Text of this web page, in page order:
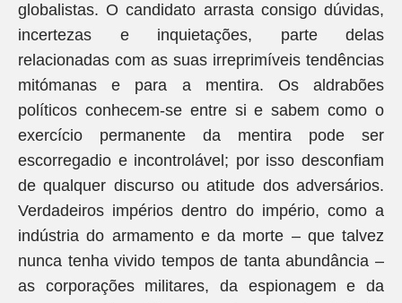
globalistas. O candidato arrasta consigo dúvidas,
incertezas e inquietações, parte delas
relacionadas com as suas irreprimíveis tendências
mitómanas e para a mentira. Os aldrabões
políticos conhecem-se entre si e sabem como o
exercício permanente da mentira pode ser
escorregadio e incontrolável; por isso desconfiam
de qualquer discurso ou atitude dos adversários.
Verdadeiros impérios dentro do império, como a
indústria do armamento e da morte – que talvez
nunca tenha vivido tempos de tanta abundância –
as corporações militares, da espionagem e da